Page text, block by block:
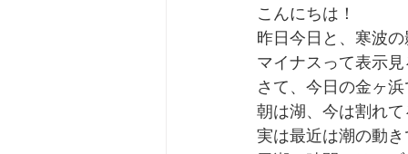
こんにちは！
昨日今日と、寒波
マイナスって表示
さて、今日の金ヶ
朝は湖、今は割れ
実は最近は潮の動